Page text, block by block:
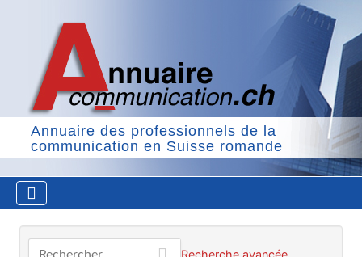
Annuaire des professionnels de la
communication en Suisse romande